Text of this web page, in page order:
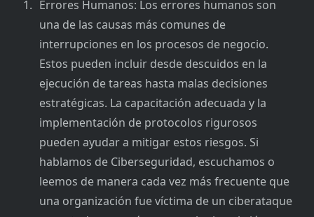
Errores Humanos: Los errores humanos son
una de las causas más comunes de
interrupciones en los procesos de negocio.
Estos pueden incluir desde descuidos en la
ejecución de tareas hasta malas decisiones
estratégicas. La capacitación adecuada y la
implementación de protocolos rigurosos
pueden ayudar a mitigar estos riesgos. Si
hablamos de Ciberseguridad, escuchamos o
leemos de manera cada vez más frecuente que
una organización fue víctima de un ciberataque